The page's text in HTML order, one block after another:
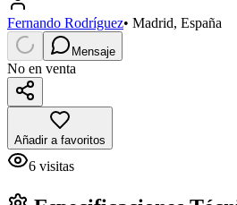
Fernando Rodríguez• Madrid, España
Mensaje
No en venta
Añadir a favoritos
6 visitas